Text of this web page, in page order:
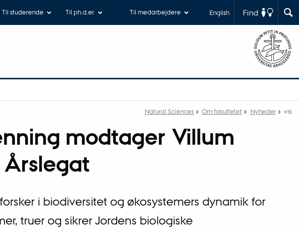
Find
English
Til studerende Til ph.d.er Til medarbejdere
Natural Sciences Om fakultetet Nyheder vis
modtager Villum
Årslegat
i biodiversitet og økosystemers dynamik for
truer og sikrer Jordens biologiske